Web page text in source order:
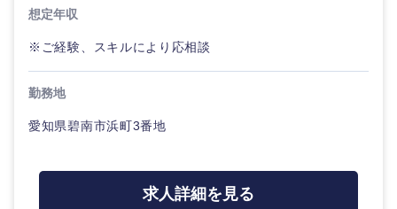
九州・沖縄
福岡県 佐賀県
長崎県
大分県 宮崎県
想定年収
※ご経験、スキルにより応相談
勤務地
愛知県碧南市浜町3番地
求人詳細を見る